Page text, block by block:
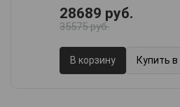
28689 руб.
35575 руб.
В корзину Купить в